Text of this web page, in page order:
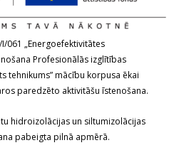
061 „Energoefektivitātes
Profesionālās izglītības
tehnikums” mācību korpusa ēkai
paredzēto aktivitāšu īstenošana.
hidroizolācijas un siltumizolācijas
pabeigta pilnā apmērā.